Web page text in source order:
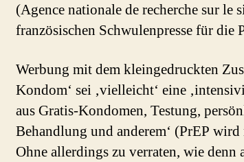
(Agence nationale de recherche sur le
französischen Schwulenpresse für die
Werbung mit dem kleingedruckten
Kondom‘ sei ‚vielleicht‘ eine
aus Gratis-Kondomen, Testung,
Behandlung und anderem‘ (PrEP
Ohne allerdings zu verraten, wie denn